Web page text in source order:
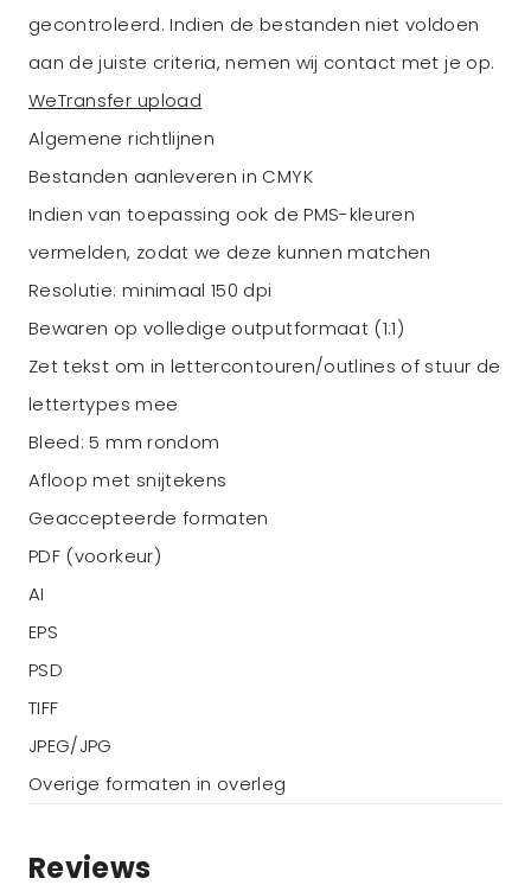
gecontroleerd. Indien de bestanden niet voldoen
aan de juiste criteria, nemen wij contact met je op.
WeTransfer upload
Algemene richtlijnen
Bestanden aanleveren in CMYK
Indien van toepassing ook de PMS-kleuren
vermelden, zodat we deze kunnen matchen
Resolutie: minimaal 150 dpi
Bewaren op volledige outputformaat (1:1)
Zet tekst om in lettercontouren/outlines of stuur de
lettertypes mee
Bleed: 5 mm rondom
Afloop met snijtekens
Geaccepteerde formaten
PDF (voorkeur)
AI
EPS
PSD
TIFF
JPEG/JPG
Overige formaten in overleg
Reviews